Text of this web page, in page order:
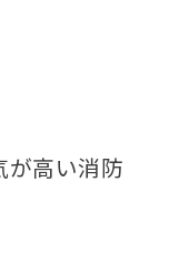
が高い消防